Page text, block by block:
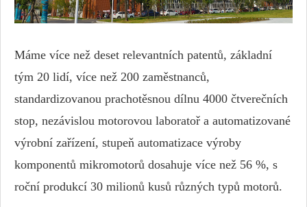
Máme více než deset relevantních patentů, základní
tým 20 lidí, více než 200 zaměstnanců,
standardizovanou prachotěsnou dílnu 4000 čtverečních
stop, nezávislou motorovou laboratoř a automatizované
výrobní zařízení, stupeň automatizace výroby
komponentů mikromotorů dosahuje více než 56 %, s
roční produkcí 30 milionů kusů různých typů motorů.